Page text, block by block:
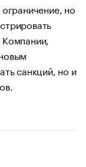
но
санкций, но и